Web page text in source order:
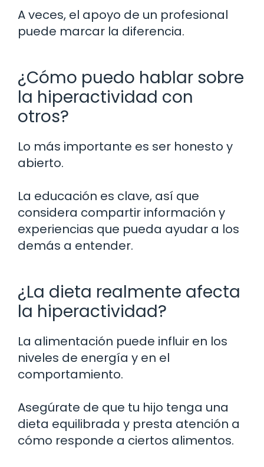
A veces, el apoyo de un profesional
puede marcar la diferencia.
¿Cómo puedo hablar sobre
la hiperactividad con
otros?
Lo más importante es ser honesto y
abierto.
La educación es clave, así que
considera compartir información y
experiencias que pueda ayudar a los
demás a entender.
¿La dieta realmente afecta
la hiperactividad?
La alimentación puede influir en los
niveles de energía y en el
comportamiento.
Asegúrate de que tu hijo tenga una
dieta equilibrada y presta atención a
cómo responde a ciertos alimentos.